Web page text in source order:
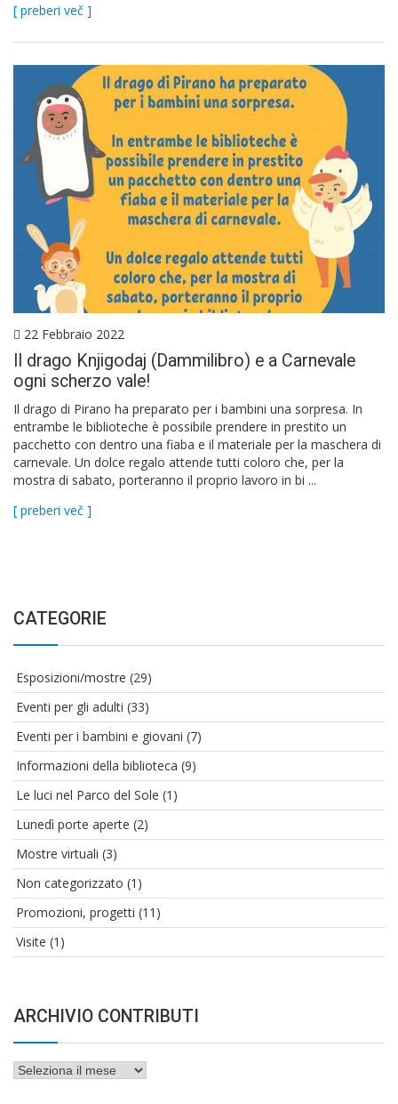
[ preberi več ]
22 Febbraio 2022
Il drago Knjigodaj (Dammilibro) e a Carnevale
ogni scherzo vale!
Il drago di Pirano ha preparato per i bambini una sorpresa. In
entrambe le biblioteche è possibile prendere in prestito un
pacchetto con dentro una fiaba e il materiale per la maschera di
carnevale. Un dolce regalo attende tutti coloro che, per la
mostra di sabato, porteranno il proprio lavoro in bi ...
[ preberi več ]
CATEGORIE
Esposizioni/mostre (29)
Eventi per gli adulti (33)
Eventi per i bambini e giovani (7)
Informazioni della biblioteca (9)
Le luci nel Parco del Sole (1)
Lunedì porte aperte (2)
Mostre virtuali (3)
Non categorizzato (1)
Promozioni, progetti (11)
Visite (1)
ARCHIVIO CONTRIBUTI
Archivio